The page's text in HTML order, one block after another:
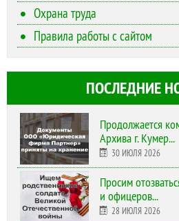
Охрана труда
Правила работы с сайтом
ПОСЛЕДНИЕ
Продолжается
Архива г. Кумер...
30 ИЮЛЯ 2026
Просим
и офицеров...
28 ИЮЛЯ 2026